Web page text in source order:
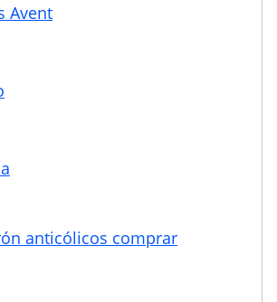
Avent
anticólicos comprar